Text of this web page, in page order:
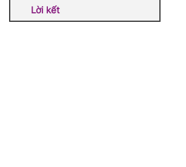
Lời kết